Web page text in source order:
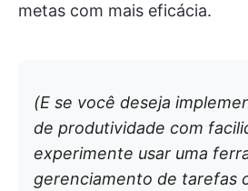
metas com mais eficácia.
(E se você deseja
de produtividade com
experimente usar uma
gerenciamento de tarefas